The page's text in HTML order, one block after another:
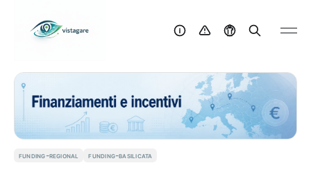
funding-regional funding-basilicata